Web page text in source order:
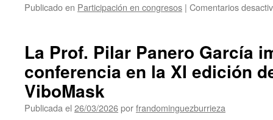
Publicado en Participación en congresos | Comentarios
La Prof. Pilar Panero García
conferencia en la XI edición
ViboMask
Publicada el 26/03/2026porfrandominguezburrieza